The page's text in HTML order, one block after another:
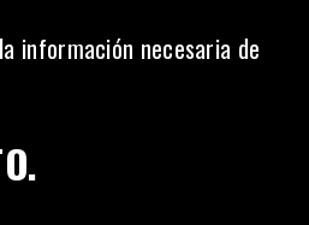
información necesaria de